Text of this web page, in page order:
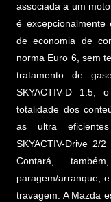
associada a um
é
de economia de
norma Euro 6, sem
tratamento de
SKYACTIV-D 1.5,
totalidade dos
as ultra
SKYACTIV-Drive 2/
Contará,
paragem/arranque,
travagem. A Mazda